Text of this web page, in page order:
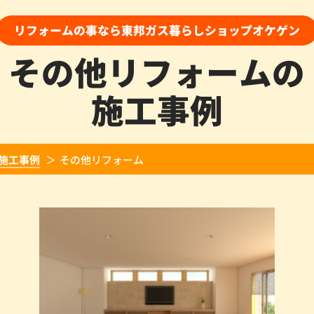
リフォームの事なら東邦ガス暮らしショップオケゲン
その他リフォームの
施工事例
工事例 その他リフォーム